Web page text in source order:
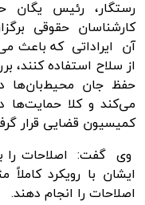
رستگار، رئیس
کارشناسان حقوقی
آن ایراداتی که باعث
از سلاح استفاده کنند،
حفظ جان محیط‌بان‌ها
می‌کند و کلا
کمیسیون قضایی قرار
وی گفت: اصلاحات را
ایشان با رویکرد
اصلاحات را انجام دهند.